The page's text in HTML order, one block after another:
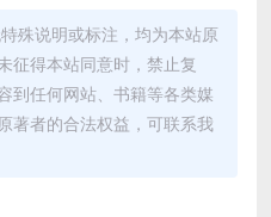
殊说明或标注，均为本站原
征得本站同意时，禁止复
到任何网站、书籍等各类媒
著者的合法权益，可联系我